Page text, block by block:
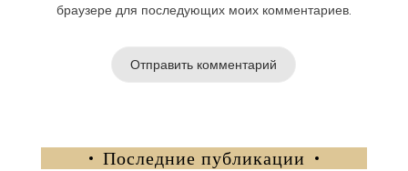
браузере для последующих моих комментариев.
Последние публикации